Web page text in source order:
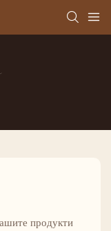
продукти